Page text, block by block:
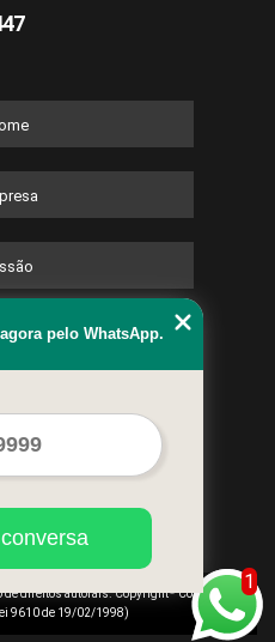
do site
de direitos autorais. Copyright Cobre Eventos
9610 de 19/02/1998)
1
pelo WhatsApp.